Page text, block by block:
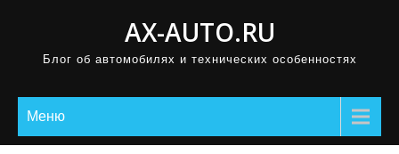
AX-AUTO.RU
Блог об автомобилях и технических особенностях
Меню